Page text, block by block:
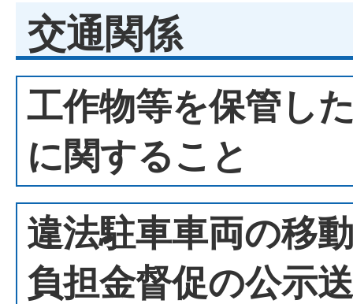
交通関係
工作物等を保管し
に関すること
違法駐車車両の移
負担金督促の公示